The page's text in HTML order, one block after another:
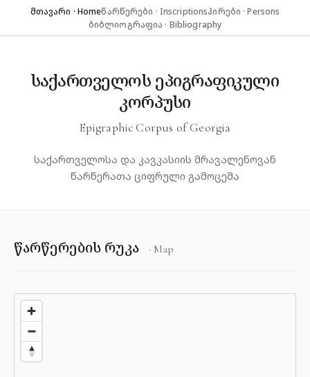
მთავარი · Homeწარწერები · Inscriptionsპირები · Persons
ბიბლიოგრაფია · Bibliography
საქართველოს ეპიგრაფიკული
კორპუსი
Epigraphic Corpus of Georgia
საქართველოსა და კავკასიის მრავალენოვან
წარწერათა ციფრული გამოცემა
წარწერების რუკა · Map